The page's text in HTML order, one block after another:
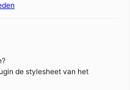
de stylesheet van het